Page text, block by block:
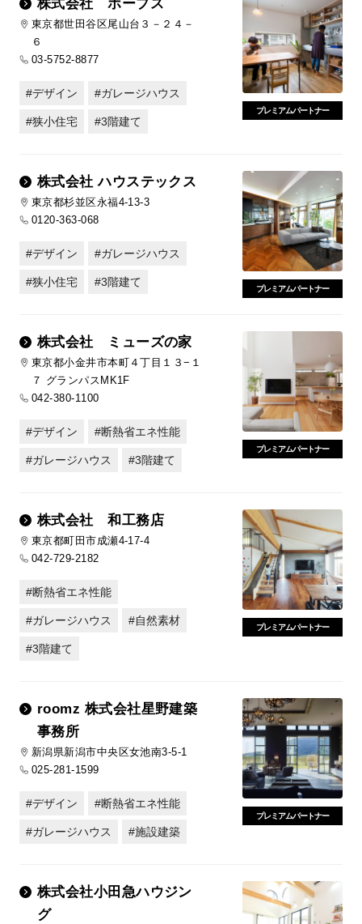
株式会社 ホープス
東京都世田谷区尾山台３－２４－
６
03-5752-8877
デザイン ガレージハウス
狭小住宅 3階建て
プレミアムパートナー
株式会社 ハウステックス
東京都杉並区永福4-13-3
0120-363-068
デザイン ガレージハウス
狭小住宅 3階建て
プレミアムパートナー
株式会社 ミューズの家
東京都小金井市本町４丁目１３−１
７ グランパスMK1F
042-380-1100
デザイン 断熱省エネ性能
ガレージハウス 3階建て
プレミアムパートナー
株式会社 和工務店
東京都町田市成瀬4-17-4
042-729-2182
断熱省エネ性能
ガレージハウス 自然素材
3階建て
プレミアムパートナー
roomz 株式会社星野建築
事務所
新潟県新潟市中央区女池南3-5-1
025-281-1599
デザイン 断熱省エネ性能
ガレージハウス 施設建築
プレミアムパートナー
株式会社小田急ハウジン
グ